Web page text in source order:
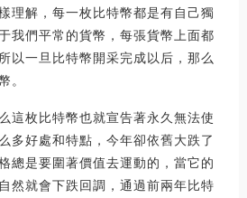
理解，每一枚比特幣都是有自己獨
我們平常的貨幣，每張貨幣上面都
以一旦比特幣開采完成以后，那么
。
這枚比特幣也就宣告著永久無法使
多好處和特點，今年卻依舊大跌了
總是要圍著價值去運動的，當它的
然就會下跌回調，通過前兩年比特